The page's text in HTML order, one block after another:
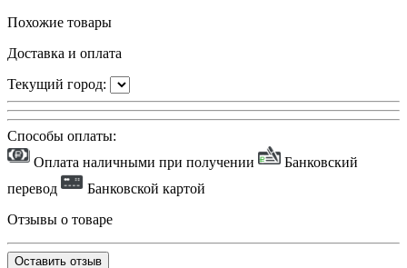
Похожие товары
Доставка и оплата
Текущий город:
Способы оплаты:
Оплата наличными при получении
Банковский
перевод
Банковской картой
Отзывы о товаре
Оставить отзыв